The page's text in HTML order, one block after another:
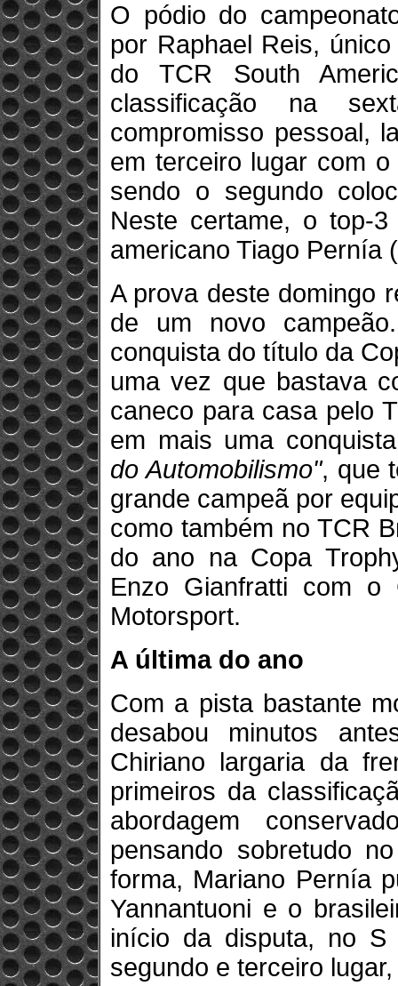
O pódio do
por Raphael Reis,
do TCR South
classificação na
compromisso pessoal,
em terceiro lugar com
sendo o segundo
Neste certame, o top-
americano Tiago Pernía
A prova deste domingo
de um novo
conquista do título da
uma vez que bastava
caneco para casa pelo
em mais uma
do Automobilismo", que
grande campeã por
como também no TCR
do ano na Copa
Enzo Gianfratti com
Motorsport.
A última do ano
Com a pista bastante
desabou minutos
Chiriano largaria da
primeiros da
abordagem
pensando sobretudo
forma, Mariano Pernía
Yannantuoni e o
início da disputa, no S
segundo e terceiro